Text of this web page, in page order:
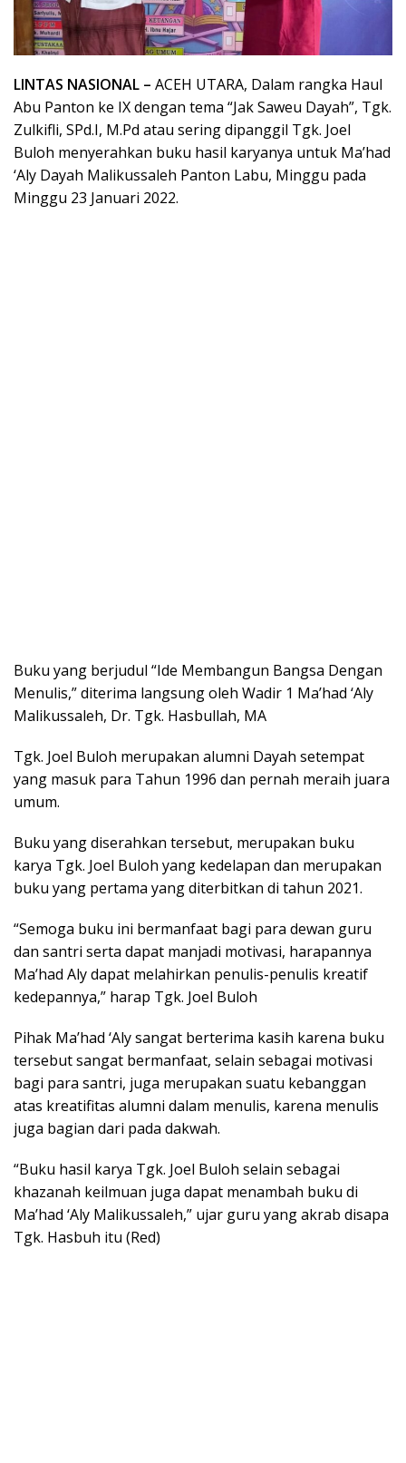
LINTAS NASIONAL – ACEH UTARA, Dalam rangka Haul
Abu Panton ke IX dengan tema “Jak Saweu Dayah”, Tgk.
Zulkifli, SPd.I, M.Pd atau sering dipanggil Tgk. Joel
Buloh menyerahkan buku hasil karyanya untuk Ma’had
‘Aly Dayah Malikussaleh Panton Labu, Minggu pada
Minggu 23 Januari 2022.
Buku yang berjudul “Ide Membangun Bangsa Dengan
Menulis,” diterima langsung oleh Wadir 1 Ma’had ‘Aly
Malikussaleh, Dr. Tgk. Hasbullah, MA
Tgk. Joel Buloh merupakan alumni Dayah setempat
yang masuk para Tahun 1996 dan pernah meraih juara
umum.
Buku yang diserahkan tersebut, merupakan buku
karya Tgk. Joel Buloh yang kedelapan dan merupakan
buku yang pertama yang diterbitkan di tahun 2021.
“Semoga buku ini bermanfaat bagi para dewan guru
dan santri serta dapat manjadi motivasi, harapannya
Ma’had Aly dapat melahirkan penulis-penulis kreatif
kedepannya,” harap Tgk. Joel Buloh
Pihak Ma’had ‘Aly sangat berterima kasih karena buku
tersebut sangat bermanfaat, selain sebagai motivasi
bagi para santri, juga merupakan suatu kebanggan
atas kreatifitas alumni dalam menulis, karena menulis
juga bagian dari pada dakwah.
“Buku hasil karya Tgk. Joel Buloh selain sebagai
khazanah keilmuan juga dapat menambah buku di
Ma’had ‘Aly Malikussaleh,” ujar guru yang akrab disapa
Tgk. Hasbuh itu (Red)